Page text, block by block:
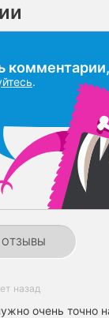
комментарии,
.
ОТЗЫВЫ
назад
очень точно